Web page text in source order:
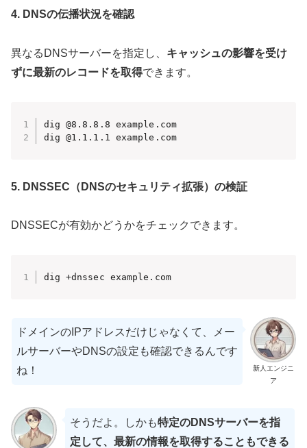
4. DNSの伝播状況を確認
異なるDNSサーバーを指定し、 キャッシュの影響を受け
ずに最新のレコードを取得できます。
dig @8.8.8.8 example.com
dig @1.1.1.1 example.com
5. DNSSEC（DNSのセキュリティ拡張）の検証
DNSSECが有効かどうかをチェックできます。
dig +dnssec example.com
新人エンジニ
ア
ドメインのIPアドレスだけじゃなくて、メー
ルサーバーやDNSの設定も確認できるんです
ね！
そうだよ。しかも特定のDNSサーバーを指
定して、最新の情報を取得することもできる